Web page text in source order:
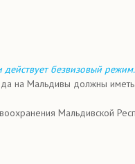
безвизовый режим.
на Мальдивы должны иметь
Мальдивской